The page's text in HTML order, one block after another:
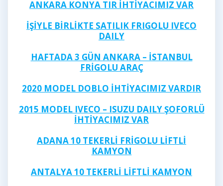
ANKARA KONYA TIR İHTİYACIMIZ VAR
İŞİYLE BİRLİKTE SATILIK FRIGOLU IVECO
DAILY
HAFTADA 3 GÜN ANKARA – İSTANBUL
FRİGOLU ARAÇ
2020 MODEL DOBLO İHTİYACIMIZ VARDIR
2015 MODEL IVECO – ISUZU DAILY ŞOFORLÜ
İHTİYACIMIZ VAR
ADANA 10 TEKERLİ FRİGOLU LİFTLİ
KAMYON
ANTALYA 10 TEKERLİ LİFTLİ KAMYON